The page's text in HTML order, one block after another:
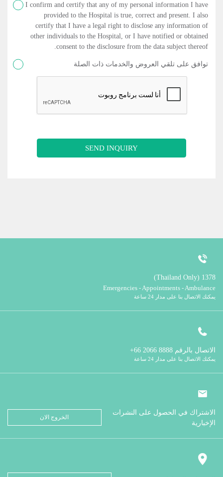
I confirm and certify that any of my personal information I have
provided to the Hospital is true, correct and present. I also
certify that I have a legal right to disclose any information of
other individuals to the Hospital, or I have notified or obtained
consent to the disclosure from the data subject thereof.
توافق على تلقي العروض والخدمات ذات الصلة
SEND INQUIRY
1378 (Thailand Only)
Emergencies - Appointments - Ambulance
يمكنك الاتصال بنا على مدار 24 ساعة
الاتصال بالرقم
يمكنك الاتصال بنا على مدار 24 ساعة
الاشتراك في الحصول على النشرات
الإخبارية
الخروج الان